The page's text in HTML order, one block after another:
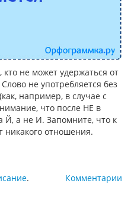
кто не может удержаться от
не употребляется без
например, в случае с
что после НЕ в
Й, а не И. Запомните, что к
никакого отношения.
Комментарии
.